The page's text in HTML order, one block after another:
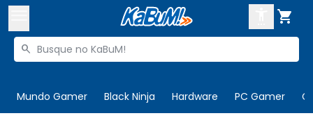

Buscar produtos

Mundo Gamer Black Ninja Hardware PC Gamer